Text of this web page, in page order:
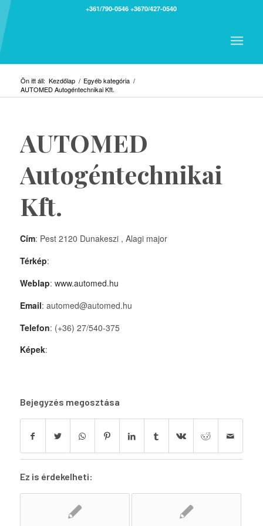
+361/790-0546 +3670/427-0540
Ön itt áll: Kezdőlap / Egyéb kategória /
AUTOMED Autogéntechnikai Kft.
AUTOMED
Autogéntechnikai
Kft.
Cím: Pest 2120 Dunakeszi , Alagi major
Térkép:
Weblap: www.automed.hu
Email: automed@automed.hu
Telefon: (+36) 27/540-375
Képek:
Bejegyzés megosztása
Ez is érdekelheti: